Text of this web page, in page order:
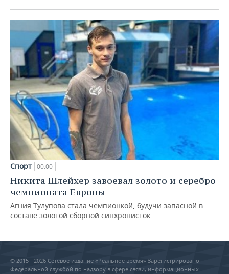
Спорт 00:00
Никита Шлейхер завоевал золото и серебро
чемпионата Европы
Агния Тулупова стала чемпионкой, будучи запасной в
составе золотой сборной синхронисток
© 2015 - 2026 Сетевое издание «Реальное время» Зарегистрировано
Федеральной службой по надзору в сфере связи, информационных